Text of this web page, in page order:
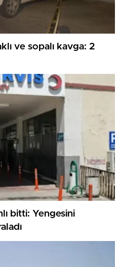
ve sopalı kavga: 2
bitti: Yengesini